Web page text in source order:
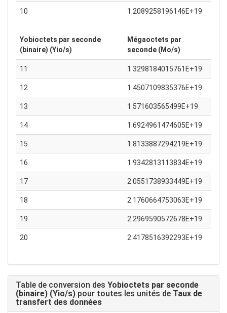
10 1.2089258196146E+19
Yobioctets par seconde
(binaire) (Yio/s)
Mégaoctets par
seconde (Mo/s)
11 1.3298184015761E+19
12 1.4507109835376E+19
13 1.571603565499E+19
14 1.6924961474605E+19
15 1.8133887294219E+19
16 1.9342813113834E+19
17 2.0551738933449E+19
18 2.1760664753063E+19
19 2.2969590572678E+19
20 2.4178516392293E+19
Table de conversion des Yobioctets par seconde
(binaire) (Yio/s) pour toutes les unités de Taux de
transfert des données